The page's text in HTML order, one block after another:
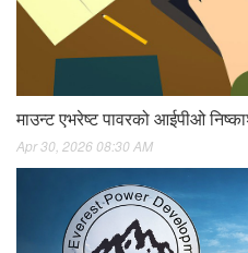
माउन्ट एभरेष्ट पावरको आईपीओ
Apr 30, 2026 08:30 AM